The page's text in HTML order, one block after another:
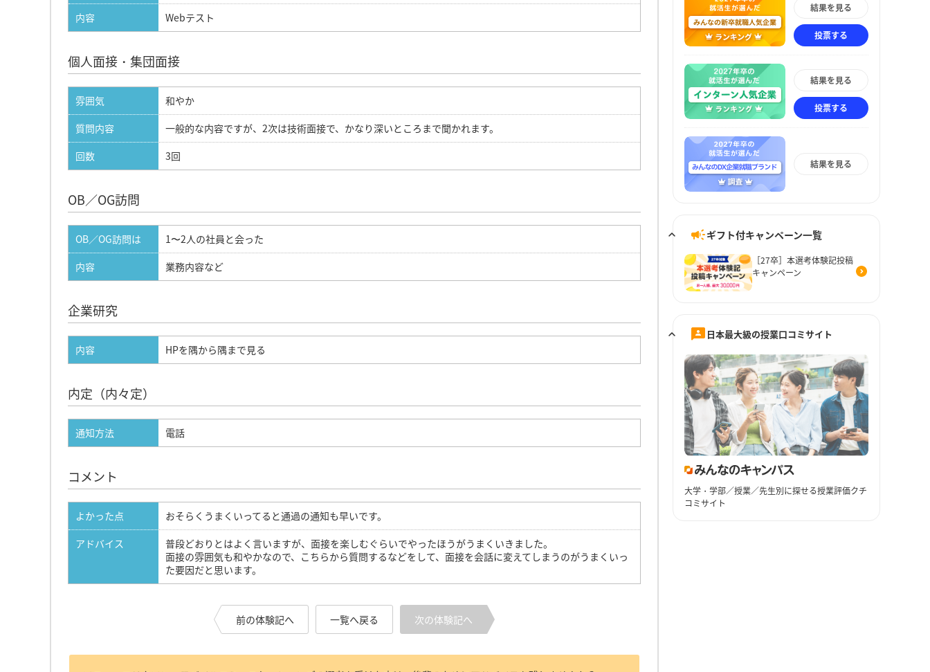
内容
Webテスト
個人面接・集団面接
雰囲気
和やか
質問内容
一般的な内容ですが、2次は技術面接で、かなり深いところまで聞かれます。
回数
3回
OB／OG訪問
OB／OG訪問は
1〜2人の社員と会った
内容
業務内容など
企業研究
内容 HPを隅から隅まで見る
内定（内々定）
通知方法 電話
コメント
よかった点
おそらくうまくいってると通過の通知も早いです。
アドバイス
普段どおりとはよく言いますが、面接を楽しむぐらいでやったほうがうまくいきました。
面接の雰囲気も和やかなので、こちらから質問するなどをして、面接を会話に変えてしまうのがうまくいっ
た要因だと思います。
前の体験記へ 一覧へ戻る 次の体験記へ
結果を見る
投票する
結果を見る
投票する
結果を見る
ギフト付キャンペーン一覧
［27卒］本選考体験記投稿
キャンペーン
日本最大級の授業口コミサイト
大学・学部／授業／先生別に探せる授業評価クチ
コミサイト